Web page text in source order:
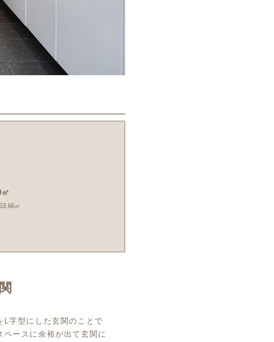
㎡
L字型にした玄関のことで
ースに余裕が出て玄関に